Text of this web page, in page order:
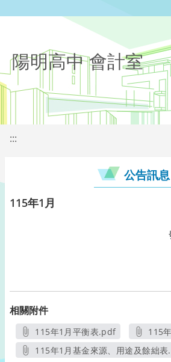
陽明高中 會計室
:::
公告訊息
115年1月
相關附件
115年1月平衡表.pdf
另開新視窗
115
115年1月基金來源、用途及餘絀